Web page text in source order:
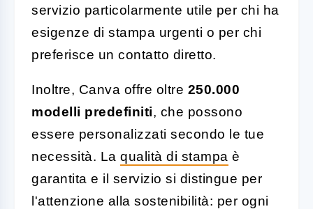
servizio particolarmente utile per chi ha
esigenze di stampa urgenti o per chi
preferisce un contatto diretto.
Inoltre, Canva offre oltre 250.000
modelli predefiniti, che possono
essere personalizzati secondo le tue
necessità. La qualità di stampa è
garantita e il servizio si distingue per
l'attenzione alla sostenibilità: per ogni